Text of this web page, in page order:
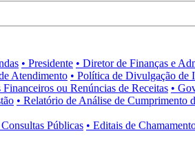
• Presidente • Diretor de Finanças e
Atendimento • Política de Divulgação de
Financeiros ou Renúncias de Receitas •
• Relatório de Análise de Cumprimento
Públicas • Editais de